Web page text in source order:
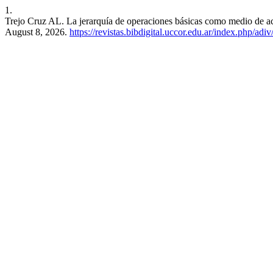
1.
Trejo Cruz AL. La jerarquía de operaciones básicas como medio de
August 8, 2026. https://revistas.bibdigital.uccor.edu.ar/index.php/